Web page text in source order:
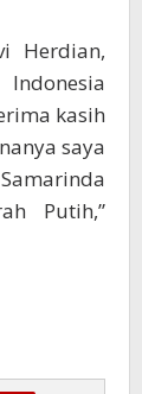
Herdian,
kasih
saya
Putih,”